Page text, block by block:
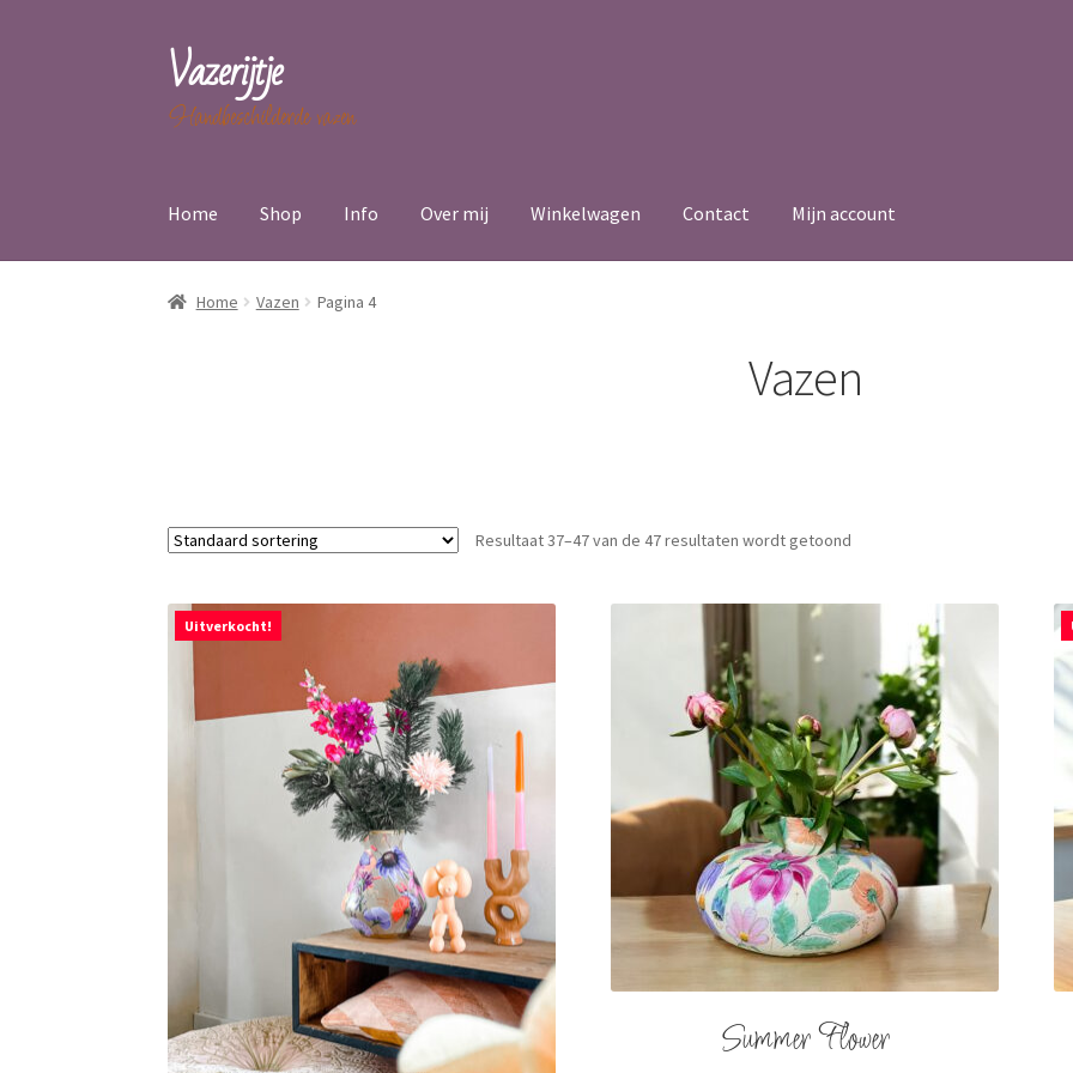
Ga
door
naar
Ga
naar
de
Vazerijtje
Handbeschilderde vazen
Home Shop Info Over mij Winkelwagen Contact Mijn account
Home Vazen Pagina 4
Vazen
Resultaat 37–47 van de 47 resultaten wordt getoond
Uitverkocht!
Summer Flower